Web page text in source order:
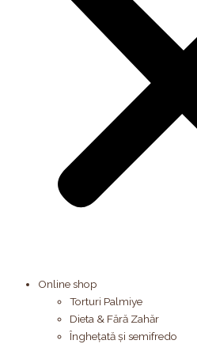
Online shop
Torturi Palmiye
Dieta & Fără Zahăr
Înghețată și semifredo